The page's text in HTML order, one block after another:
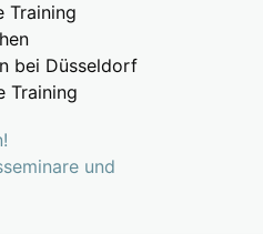
Training
bei Düsseldorf
Training
und